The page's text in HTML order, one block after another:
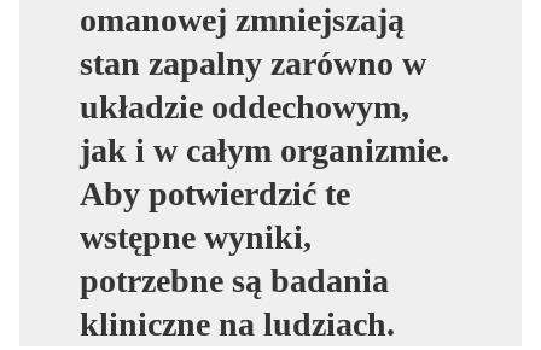
omanowej zmniejszają
stan zapalny zarówno w
układzie oddechowym,
jak i w całym organizmie.
Aby potwierdzić te
wstępne wyniki,
potrzebne są badania
kliniczne na ludziach.